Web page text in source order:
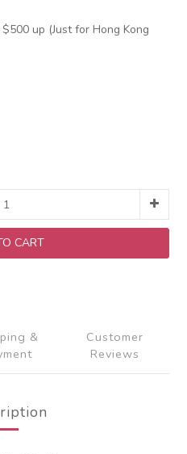
up (Just for Hong Kong
CART
&
Customer
Reviews